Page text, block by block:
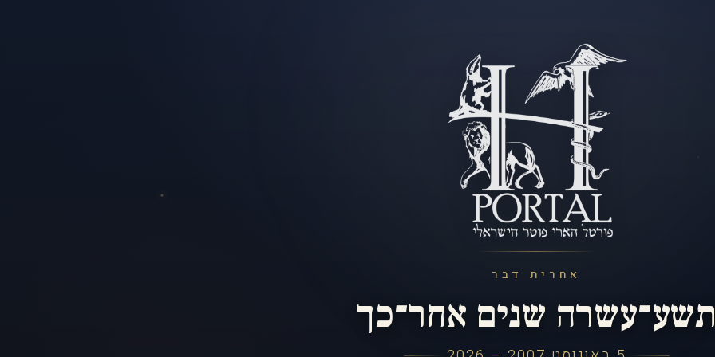
אחרית דבר
שנים אחר־כך